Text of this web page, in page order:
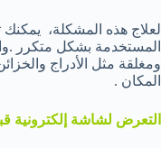
لعلاج هذه المشكلة،
المستخدمة بشكل متكرر
ومغلقة مثل الأدراج
المكان .
التعرض لشاشة إلكترونية